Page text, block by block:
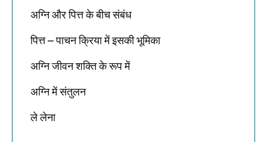
अग्नि और पित्त के बीच संबंध
पित्त – पाचन क्रिया में इसकी भूमिका
अग्नि जीवन शक्ति के रूप में
अग्नि में संतुलन
ले लेना